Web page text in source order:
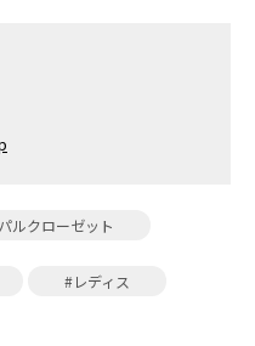
ルクローゼット
#レディス